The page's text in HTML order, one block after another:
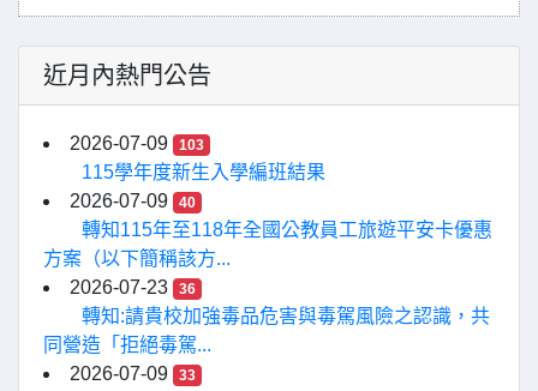
近月內熱門公告
2026-07-09 103
115學年度新生入學編班結果
2026-07-09
40
轉知115年至118年全國公教員工旅遊平安卡優惠
方案（以下簡稱該方...
2026-07-23
36
轉知:請貴校加強毒品危害與毒駕風險之認識，共
同營造「拒絕毒駕...
2026-07-09
33